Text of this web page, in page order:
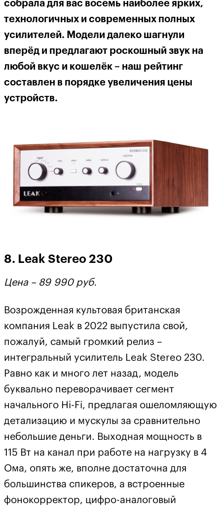
собрала для вас восемь наиболее ярких,
технологичных и современных полных
усилителей. Модели далеко шагнули
вперёд и предлагают роскошный звук на
любой вкус и кошелёк – наш рейтинг
составлен в порядке увеличения цены
устройств.
8. Leak Stereo 230
Цена – 89 990 руб.
Возрожденная культовая британская
компания Leak в 2022 выпустила свой,
пожалуй, самый громкий релиз –
интегральный усилитель Leak Stereo 230.
Равно как и много лет назад, модель
буквально переворачивает сегмент
начального Hi-Fi, предлагая ошеломляющую
детализацию и мускулы за сравнительно
небольшие деньги. Выходная мощность в
115 Вт на канал при работе на нагрузку в 4
Ома, опять же, вполне достаточна для
большинства спикеров, а встроенные
фонокорректор, цифро-аналоговый